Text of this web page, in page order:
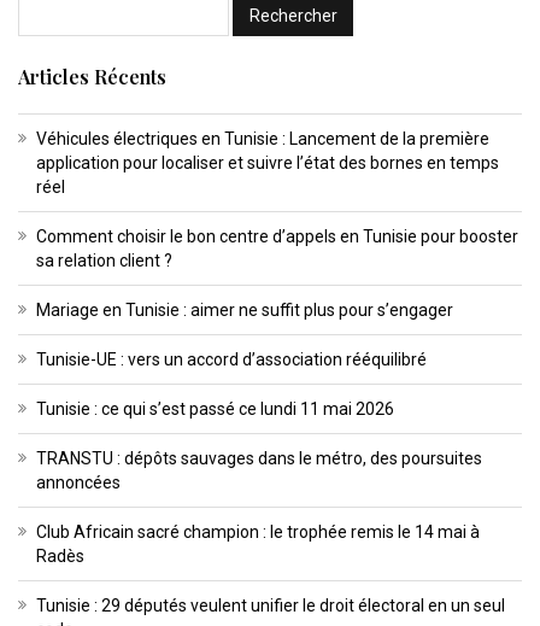
Articles Récents
Véhicules électriques en Tunisie : Lancement de la première
application pour localiser et suivre l’état des bornes en temps
réel
Comment choisir le bon centre d’appels en Tunisie pour booster
sa relation client ?
Mariage en Tunisie : aimer ne suffit plus pour s’engager
Tunisie-UE : vers un accord d’association rééquilibré
Tunisie : ce qui s’est passé ce lundi 11 mai 2026
TRANSTU : dépôts sauvages dans le métro, des poursuites
annoncées
Club Africain sacré champion : le trophée remis le 14 mai à
Radès
Tunisie : 29 députés veulent unifier le droit électoral en un seul